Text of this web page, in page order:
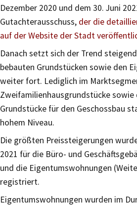
Dezember 2020 und dem 30. Juni
Gutachterausschuss, der die
auf der Website der Stadt
Danach setzt sich der Trend
bebauten Grundstücken sowie den
weiter fort. Lediglich im
Zweifamilienhausgrundstücke sowie
Grundstücke für den Geschossbau
hohem Niveau.
Die größten Preissteigerungen
2021 für die Büro- und
und die Eigentumswohnungen
registriert.
Eigentumswohnungen wurden im